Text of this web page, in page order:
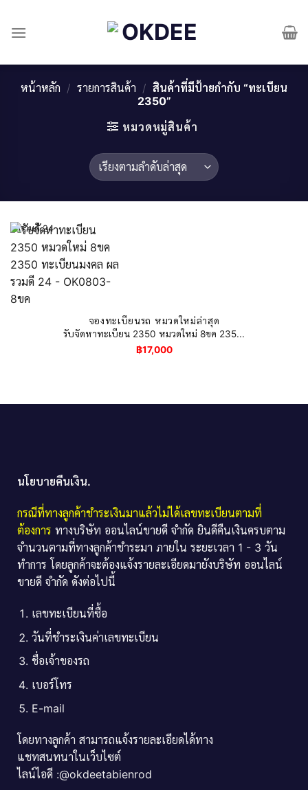
content
หน้าหลัก / รายการสินค้า / สินค้าที่มีป้ายกำกับ “ทะเบียน
2350”
หมวดหมู่สินค้า
ผลรวมดี 24
จองทะเบียนรถ หมวดใหม่ล่าสุด
รับจัดหาทะเบียน 2350 หมวดใหม่ 8ขค 235...
฿17,000
นโยบายคืนเงิน.
กรณีที่ทางลูกค้าชำระเงินมาแล้วไม่ได้เลขทะเบียนตามที่
ต้องการ ทางบริษัท ออนไลน์ขายดี จำกัด ยินดีคืนเงินครบตาม
จำนวนตามที่ทางลูกค้าชำระมา ภายใน ระยะเวลา 1 - 3 วัน
ทำการ โดยลูกค้าจะต้องแจ้งรายละเอียดมายังบริษัท ออนไลน์
ขายดี จำกัด ดังต่อไปนี้
เลขทะเบียนที่ซื้อ
วันที่ชำระเงินค่าเลขทะเบียน
ชื่อเจ้าของรถ
เบอร์โทร
E-mail
โดยทางลูกค้า สามารถแจ้งรายละเอียดได้ทาง
แชทสนทนาในเว็บไซต์
ไลน์ไอดี :@okdeetabienrod